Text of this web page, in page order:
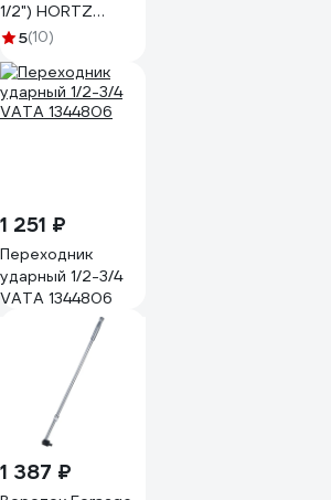
1/2") HORTZ
958409
5(10)
1 251 ₽
Переходник
ударный 1/2-3/4
VATA 1344806
1 387 ₽